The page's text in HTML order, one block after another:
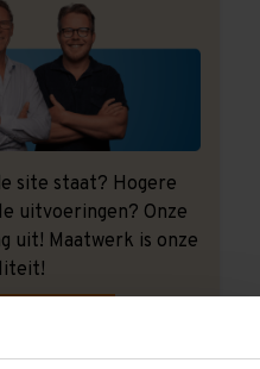
site staat? Hogere
uitvoeringen? Onze
uit! Maatwerk is onze